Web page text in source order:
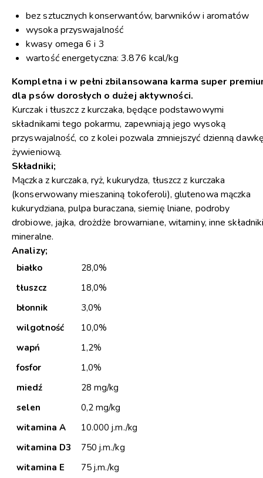
bez sztucznych konserwantów, barwników i aromatów
wysoka przyswajalność
kwasy omega 6 i 3
wartość energetyczna: 3.876 kcal/kg
Kompletna i w pełni zbilansowana karma super
dla psów dorosłych o dużej aktywności.
Kurczak i tłuszcz z kurczaka, będące podstawowymi
składnikami tego pokarmu, zapewniają jego wysoką
przyswajalność, co z kolei pozwala zmniejszyć dzienną
żywieniową.
Składniki;
Mączka z kurczaka, ryż, kukurydza, tłuszcz z kurczaka
(konserwowany mieszaniną tokoferoli), glutenowa mączka
kukurydziana, pulpa buraczana, siemię lniane, podroby
drobiowe, jajka, drożdże browarniane, witaminy, inne
mineralne.
Analizy;
białko
28,0%
tłuszcz
18,0%
błonnik
3,0%
wilgotność
10,0%
wapń
1,2%
fosfor
1,0%
miedź
28 mg/kg
selen
0,2 mg/kg
witamina A
10.000 j.m./kg
witamina D3
750 j.m./kg
witamina E
75 j.m./kg